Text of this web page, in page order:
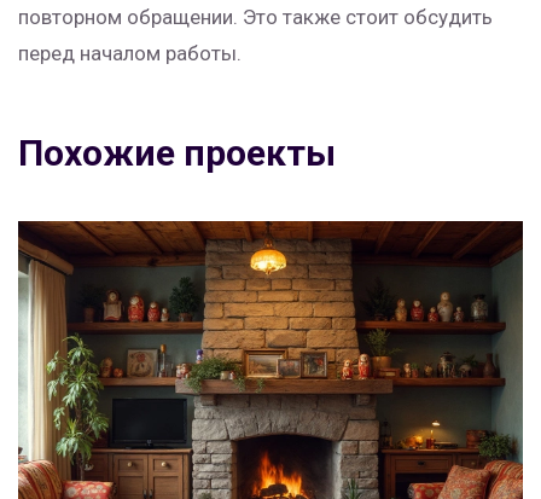
повторном обращении. Это также стоит обсудить
перед началом работы.
Похожие проекты